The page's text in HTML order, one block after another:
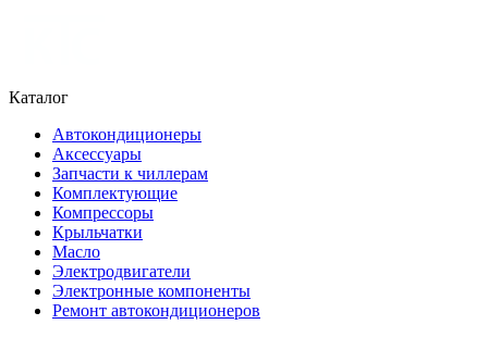
Каталог
Автокондиционеры
Аксессуары
Запчасти к чиллерам
Комплектующие
Компрессоры
Крыльчатки
Масло
Электродвигатели
Электронные компоненты
Ремонт автокондиционеров